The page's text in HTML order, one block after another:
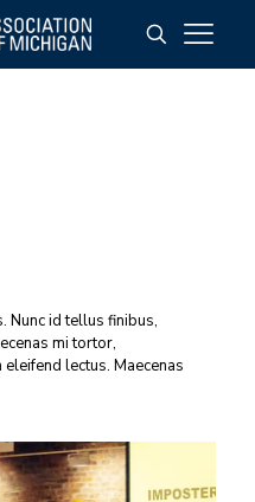
Nunc id tellus finibus,
mi tortor,
lectus. Maecenas